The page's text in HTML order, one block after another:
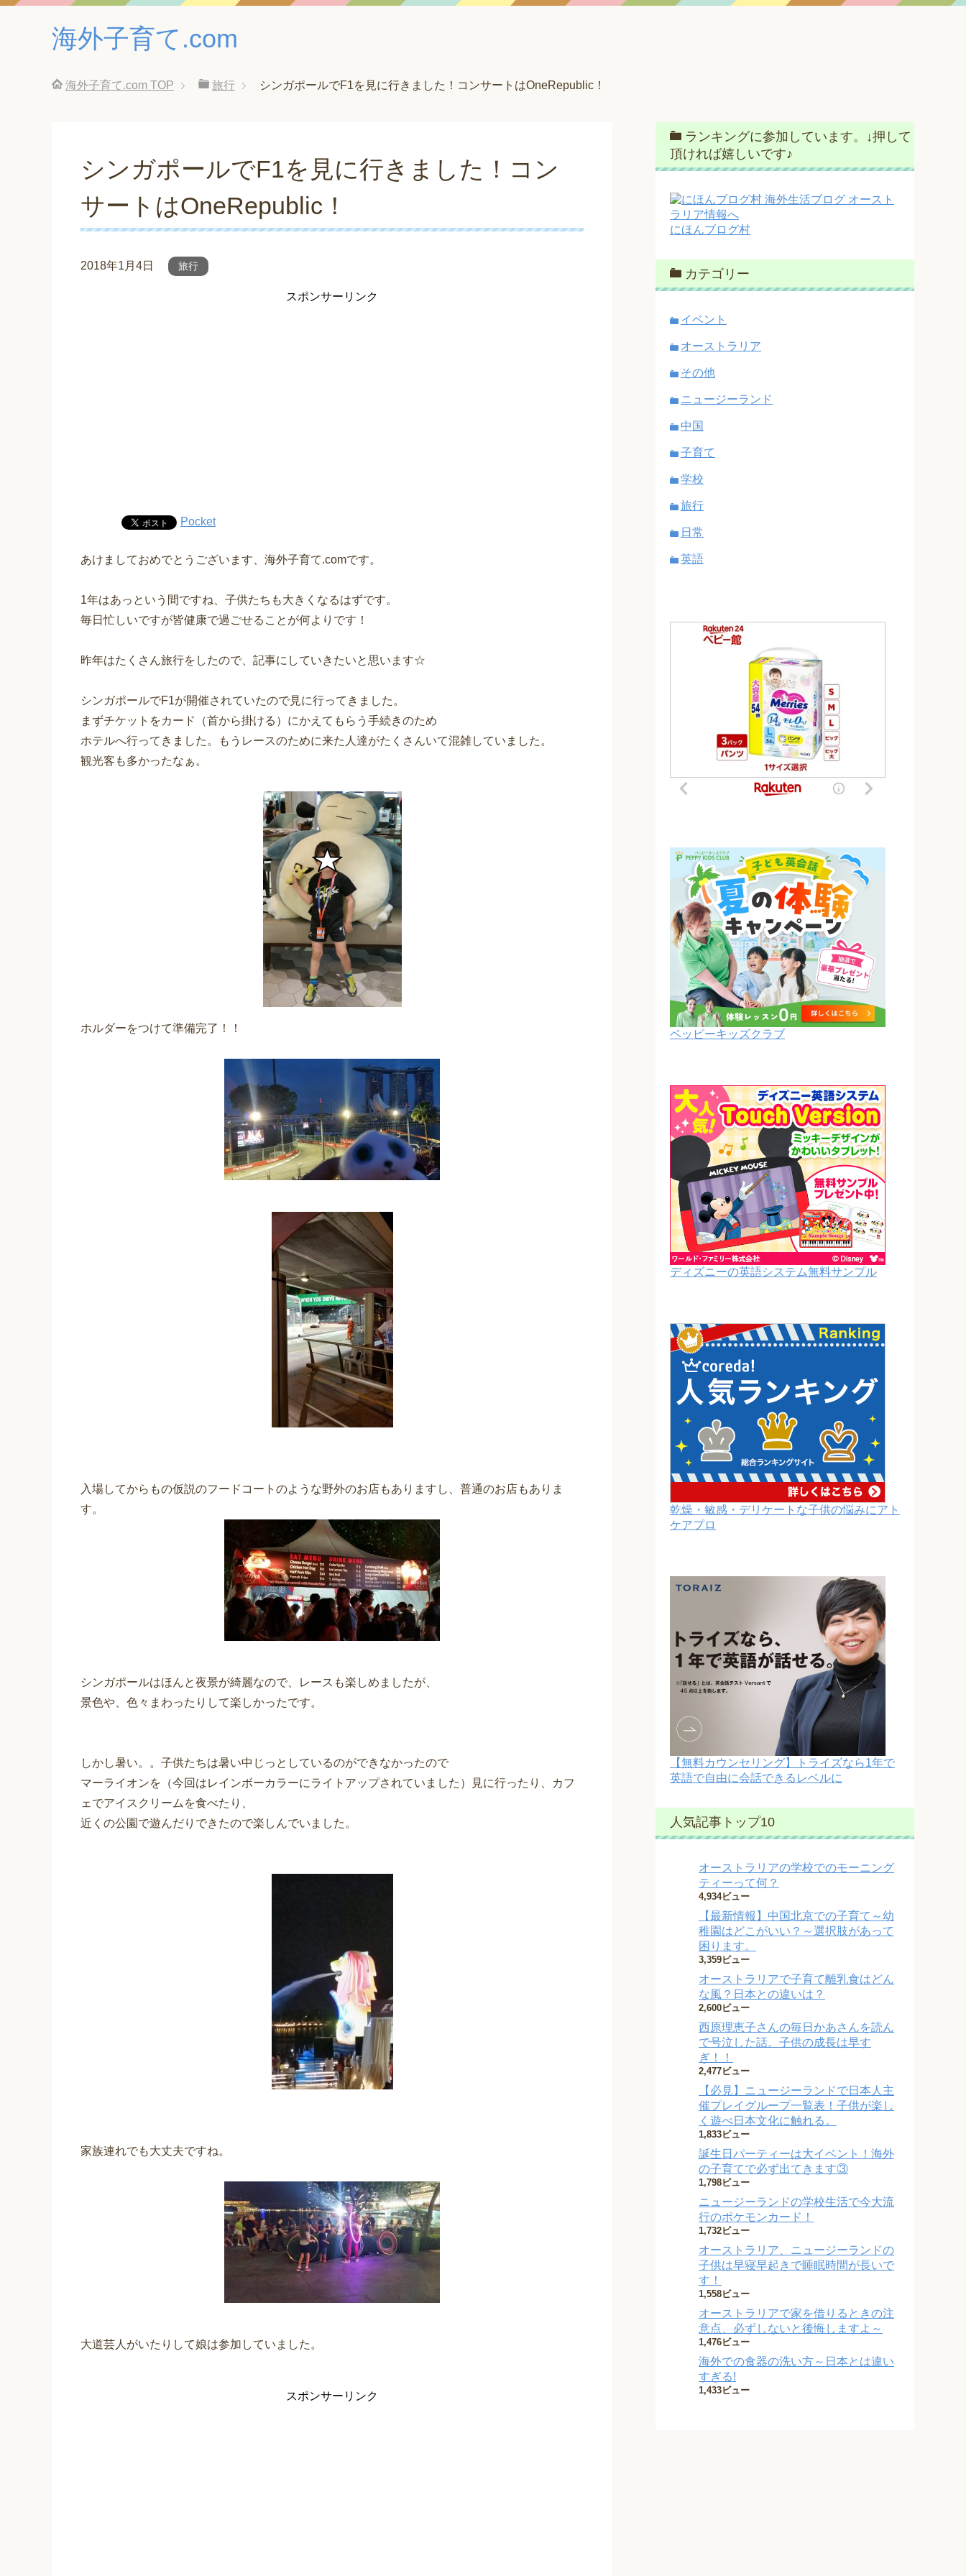
海外子育て.com
海外子育て.com TOP 旅行 シンガポールでF1を見に行きました！コンサートはOneRepublic！
シンガポールでF1を見に行きました！コン
サートはOneRepublic！
2018年1月4日 旅行
スポンサーリンク
Pocket
あけましておめでとうございます、海外子育て.comです。
1年はあっという間ですね、子供たちも大きくなるはずです。
毎日忙しいですが皆健康で過ごせることが何よりです！
昨年はたくさん旅行をしたので、記事にしていきたいと思います☆
シンガポールでF1が開催されていたので見に行ってきました。
まずチケットをカード（首から掛ける）にかえてもらう手続きのため
ホテルへ行ってきました。もうレースのために来た人達がたくさんいて混雑していました。
観光客も多かったなぁ。
ホルダーをつけて準備完了！！
入場してからもの仮説のフードコートのような野外のお店もありますし、普通のお店もありま
す。
シンガポールはほんと夜景が綺麗なので、レースも楽しめましたが、
景色や、色々まわったりして楽しかったです。
しかし暑い。。子供たちは暑い中じっとしているのができなかったので
マーライオンを（今回はレインボーカラーにライトアップされていました）見に行ったり、カフ
ェでアイスクリームを食べたり、
近くの公園で遊んだりできたので楽しんでいました。
家族連れでも大丈夫ですね。
大道芸人がいたりして娘は参加していました。
スポンサーリンク
ランキングに参加しています。↓押して
頂ければ嬉しいです♪
にほんブログ村
カテゴリー
イベント
オーストラリア
その他
ニュージーランド
中国
子育て
学校
旅行
日常
英語
ペッピーキッズクラブ
ディズニーの英語システム無料サンプル
乾燥・敏感・デリケートな子供の悩みにアト
ケアプロ
【無料カウンセリング】トライズなら1年で
英語で自由に会話できるレベルに
人気記事トップ10
オーストラリアの学校でのモーニング
ティーって何？
4,934ビュー
【最新情報】中国北京での子育て～幼
稚園はどこがいい？～選択肢があって
困ります。
3,359ビュー
オーストラリアで子育て離乳食はどん
な風？日本との違いは？
2,600ビュー
西原理恵子さんの毎日かあさんを読ん
で号泣した話。子供の成長は早す
ぎ！！
2,477ビュー
【必見】ニュージーランドで日本人主
催プレイグループ一覧表！子供が楽し
く遊べ日本文化に触れる。
1,833ビュー
誕生日パーティーは大イベント！海外
の子育てで必ず出てきます③
1,798ビュー
ニュージーランドの学校生活で今大流
行のポケモンカード！
1,732ビュー
オーストラリア、ニュージーランドの
子供は早寝早起きで睡眠時間が長いで
す！
1,558ビュー
オーストラリアで家を借りるときの注
意点、必ずしないと後悔しますよ～
1,476ビュー
海外での食器の洗い方～日本とは違い
すぎる!
1,433ビュー